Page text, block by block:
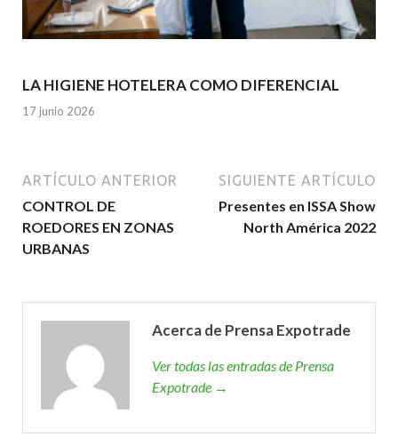
LA HIGIENE HOTELERA COMO DIFERENCIAL
17 junio 2026
ARTÍCULO ANTERIOR
CONTROL DE
ROEDORES EN ZONAS
URBANAS
SIGUIENTE ARTÍCULO
Presentes en ISSA Show
North América 2022
Acerca de Prensa Expotrade
Ver todas las entradas de Prensa
Expotrade →